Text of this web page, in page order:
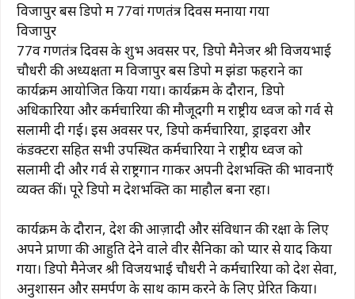
विजापुर बस डिपो में 77वां गणतंत्र दिवस मनाया गया
विजापुर
77वें गणतंत्र दिवस के शुभ अवसर पर, डिपो मैनेजर श्री विजयभाई
चौधरी की अध्यक्षता में विजापुर बस डिपो में झंडा फहराने का
कार्यक्रम आयोजित किया गया। कार्यक्रम के दौरान, डिपो
अधिकारियों और कर्मचारियों की मौजूदगी में राष्ट्रीय ध्वज को गर्व से
सलामी दी गई। इस अवसर पर, डिपो कर्मचारियों, ड्राइवरों और
कंडक्टरों सहित सभी उपस्थित कर्मचारियों ने राष्ट्रीय ध्वज को
सलामी दी और गर्व से राष्ट्रगान गाकर अपनी देशभक्ति की भावनाएँ
व्यक्त कीं। पूरे डिपो में देशभक्ति का माहौल बना रहा।
कार्यक्रम के दौरान, देश की आज़ादी और संविधान की रक्षा के लिए
अपने प्राणों की आहुति देने वाले वीर सैनिकों को प्यार से याद किया
गया। डिपो मैनेजर श्री विजयभाई चौधरी ने कर्मचारियों को देश सेवा,
अनुशासन और समर्पण के साथ काम करने के लिए प्रेरित किया।